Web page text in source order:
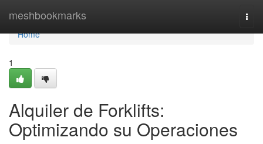
meshbookmarks
Home
Home
1
Alquiler de Forklifts:
Optimizando su Operaciones